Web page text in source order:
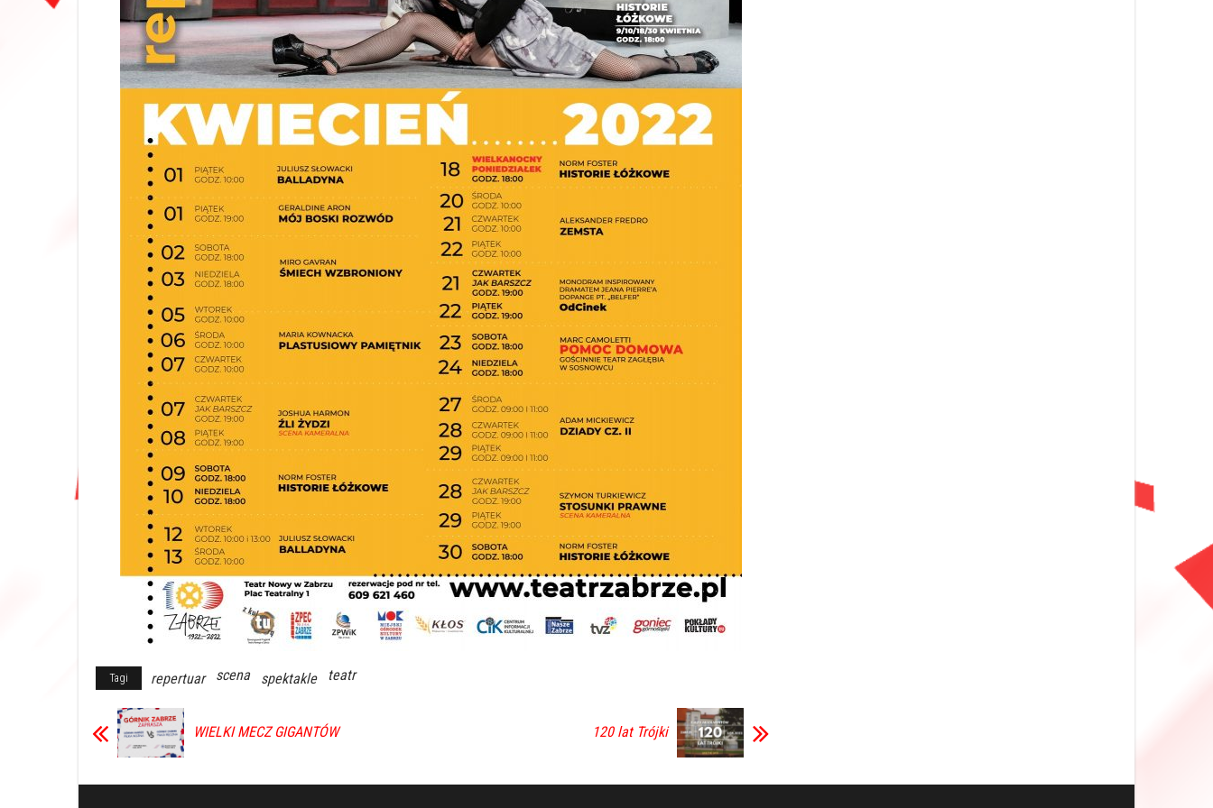
Tagi repertuar scena spektakle teatr
WIELKI MECZ GIGANTÓW 120 lat Trójki